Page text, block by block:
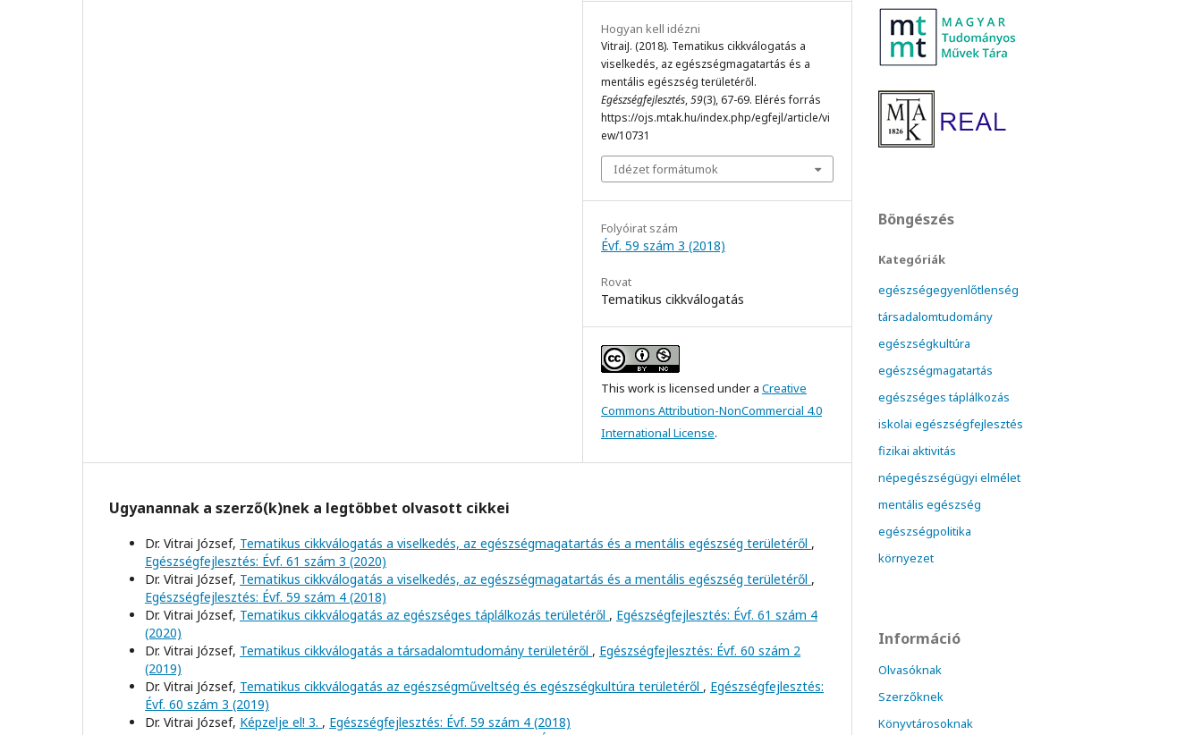
Hogyan kell idézni
VitraiJ. (2018). Tematikus cikkválogatás a
viselkedés, az egészségmagatartás és a
mentális egészség területéről.
Egészségfejlesztés,59(3), 67-69. Elérés forrás
https://ojs.mtak.hu/index.php/egfejl/article/vi
ew/10731
Idézet formátumok
Folyóirat szám
Évf. 59 szám 3 (2018)
Rovat
Tematikus cikkválogatás
This work is licensed under a Creative
Commons Attribution-NonCommercial 4.0
International License.
Ugyanannak a szerző(k)nek a legtöbbet olvasott cikkei
Dr. Vitrai József, Tematikus cikkválogatás a viselkedés, az egészségmagatartás és a mentális egészség területéről ,
Egészségfejlesztés: Évf. 61 szám 3 (2020)
Dr. Vitrai József, Tematikus cikkválogatás a viselkedés, az egészségmagatartás és a mentális egészség területéről ,
Egészségfejlesztés: Évf. 59 szám 4 (2018)
Dr. Vitrai József, Tematikus cikkválogatás az egészséges táplálkozás területéről , Egészségfejlesztés: Évf. 61 szám 4
(2020)
Dr. Vitrai József, Tematikus cikkválogatás a társadalomtudomány területéről , Egészségfejlesztés: Évf. 60 szám 2
(2019)
Dr. Vitrai József, Tematikus cikkválogatás az egészségműveltség és egészségkultúra területéről , Egészségfejlesztés:
Évf. 60 szám 3 (2019)
Dr. Vitrai József, Képzelje el! 3. , Egészségfejlesztés: Évf. 59 szám 4 (2018)
Böngészés
Kategóriák
egészségegyenlőtlenség
társadalomtudomány
egészségkultúra
egészségmagatartás
egészséges táplálkozás
iskolai egészségfejlesztés
fizikai aktivitás
népegészségügyi elmélet
mentális egészség
egészségpolitika
környezet
Információ
Olvasóknak
Szerzőknek
Könyvtárosoknak